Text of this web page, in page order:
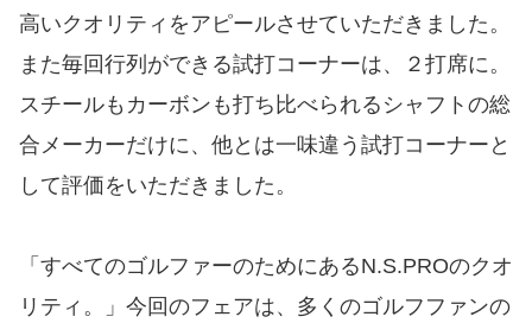
高いクオリティをアピールさせていただきました。
また毎回行列ができる試打コーナーは、２打席に。
スチールもカーボンも打ち比べられるシャフトの総
合メーカーだけに、他とは一味違う試打コーナーと
して評価をいただきました。
「すべてのゴルファーのためにあるN.S.PROのクオ
リティ。」今回のフェアは、多くのゴルフファンの